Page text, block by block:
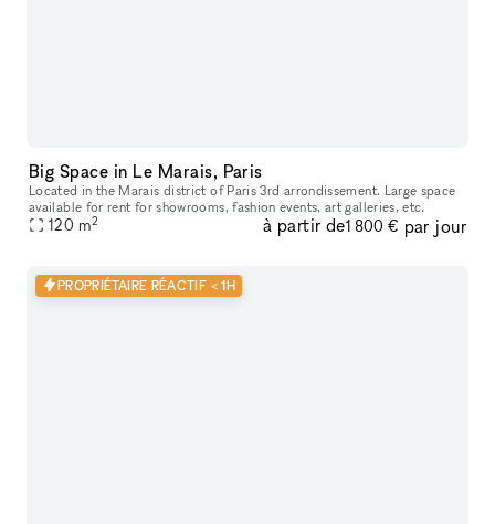
Big Space in Le Marais, Paris
Located in the Marais district of Paris 3rd arrondissement. Large space
available for rent for showrooms, fashion events, art galleries, etc.
120 m2 à partir de1 800 € par jour
PROPRIÉTAIRE RÉACTIF < 1H